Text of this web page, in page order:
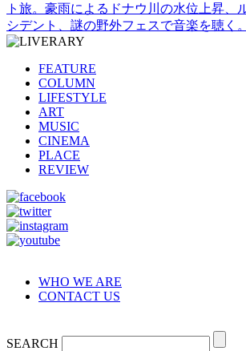
ト旅。豪雨によるドナウ川の水位上昇、
シデント、謎の野外フェスで音楽を聴く。
FEATURE
COLUMN
LIFESTYLE
ART
MUSIC
CINEMA
PLACE
REVIEW
WHO WE ARE
CONTACT US
SEARCH